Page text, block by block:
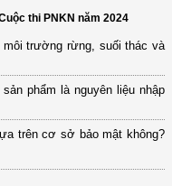
thi PNKN năm 2024
trường rừng, suối thác và
phẩm là nguyên liệu nhập
trên cơ sở bảo mật không?